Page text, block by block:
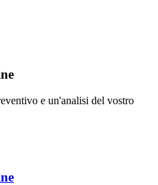
e un'analisi del vostro